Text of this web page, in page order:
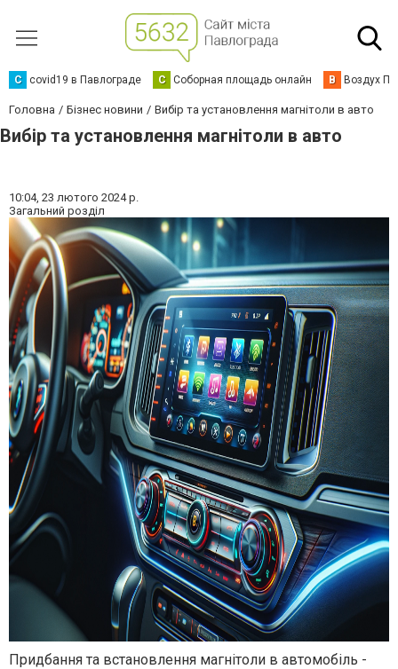
C covid19 в Павлограде С Соборная площадь онлайн В Воздух
Головна Бізнес новини Вибір та установлення магнітоли в авто
Вибір та установлення магнітоли в авто
10:04, 23 лютого 2024 р.
Загальний розділ
Придбання та встановлення магнітоли в автомобіль -